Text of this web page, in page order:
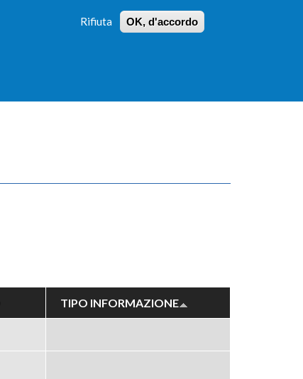
Rifiuta OK, d'accordo
RICERCA
TIPO INFORMAZIONE